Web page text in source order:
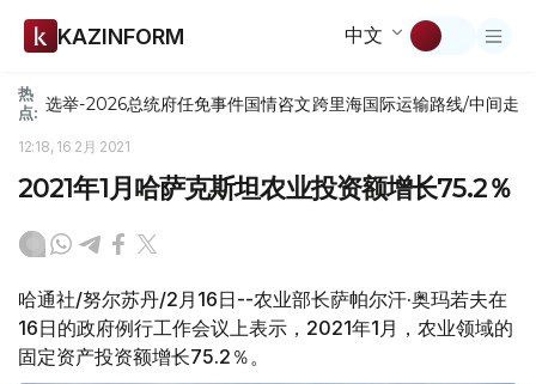
KAZINFORM 中文
热
点: 选举-2026总统府任免事件国情咨文跨里海国际运输路线/中间走廊
12:18, 16 2月 2021
2021年1月哈萨克斯坦农业投资额增长75.2％
哈通社/努尔苏丹/2月16日--农业部长萨帕尔汗·奥玛若夫在
16日的政府例行工作会议上表示，2021年1月，农业领域的
固定资产投资额增长75.2％。